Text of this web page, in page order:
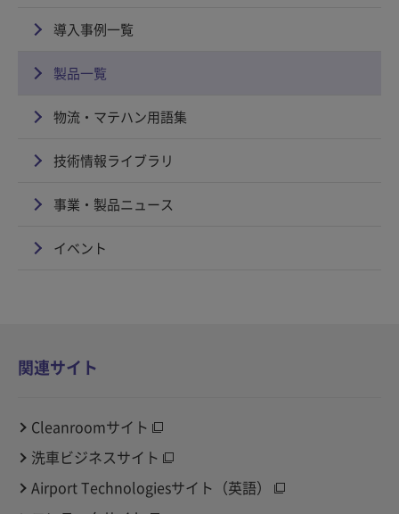
導入事例一覧
製品一覧
物流・マテハン用語集
技術情報ライブラリ
事業・製品ニュース
イベント
関連サイト
Cleanroomサイト
洗車ビジネスサイト
Airport Technologiesサイト（英語）